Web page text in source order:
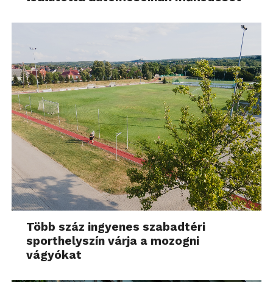
Több száz ingyenes szabadtéri
sporthelyszín várja a mozogni
vágyókat